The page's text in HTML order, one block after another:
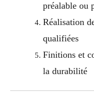
préalable ou
Réalisation
qualifiées
Finitions et
la durabilité